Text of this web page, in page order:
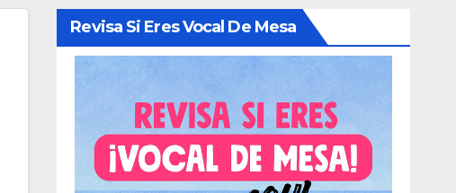
Revisa Si Eres Vocal De Mesa